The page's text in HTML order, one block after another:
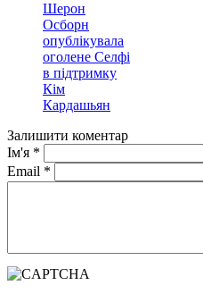
Шерон
Осборн
опублікувала
оголене Селфі
в підтримку
Кім
Кардашьян
Залишити коментар
Ім'я *
Email *